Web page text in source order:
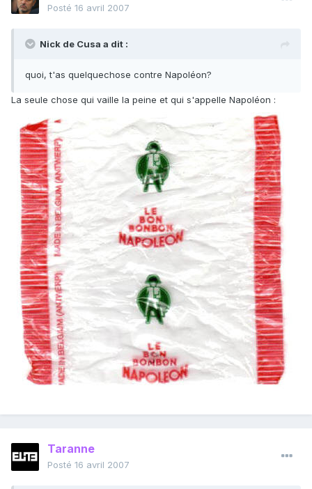
Posté 16 avril 2007
Nick de Cusa a dit :
quoi, t'as quelquechose contre Napoléon?
La seule chose qui vaille la peine et qui s'appelle Napoléon :
Taranne
Posté 16 avril 2007